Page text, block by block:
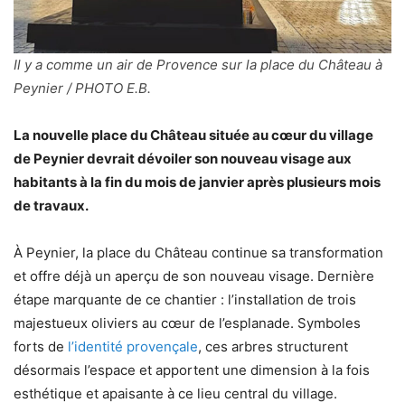
Il y a comme un air de Provence sur la place du Château à
Peynier / PHOTO E.B.
La nouvelle place du Château située au cœur du village
de Peynier devrait dévoiler son nouveau visage aux
habitants à la fin du mois de janvier après plusieurs mois
de travaux.
À Peynier, la place du Château continue sa transformation
et offre déjà un aperçu de son nouveau visage. Dernière
étape marquante de ce chantier : l’installation de trois
majestueux oliviers au cœur de l’esplanade. Symboles
forts de l’identité provençale, ces arbres structurent
désormais l’espace et apportent une dimension à la fois
esthétique et apaisante à ce lieu central du village.